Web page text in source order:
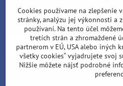
Váš telefón*
Cookies používame na zlepšenie
stránky, analýzu jej výkonnosti a
používaní. Na tento účel
tretích strán a zhromaždené
partnerom v EÚ, USA alebo iných
všetky cookies“ vyjadrujete svoj
Nižšie môžete nájsť podrobné